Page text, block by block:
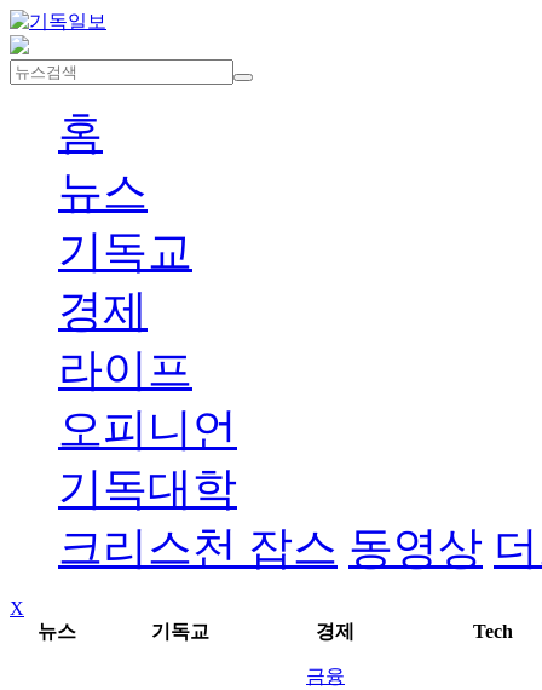
홈
뉴스
기독교
경제
라이프
오피니언
기독대학
크리스천 잡스 동영상
X
뉴스
기독교 경제 Tech
금융